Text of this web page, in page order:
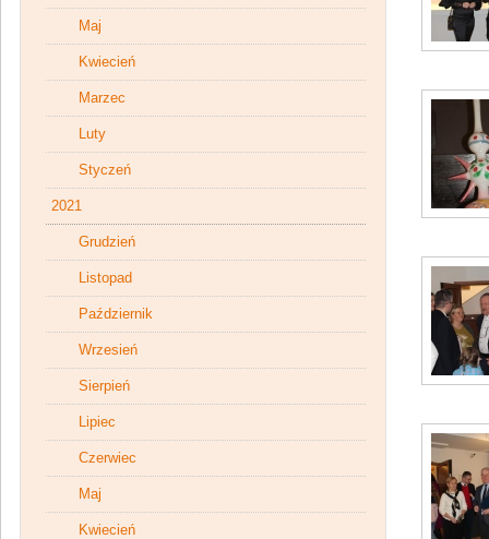
Maj
Kwiecień
Marzec
Luty
Styczeń
2021
Grudzień
Listopad
Październik
Wrzesień
Sierpień
Lipiec
Czerwiec
Maj
Kwiecień